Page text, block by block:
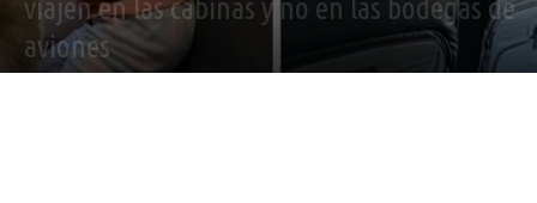
viajen en las cabinas y no en las bodegas de
aviones